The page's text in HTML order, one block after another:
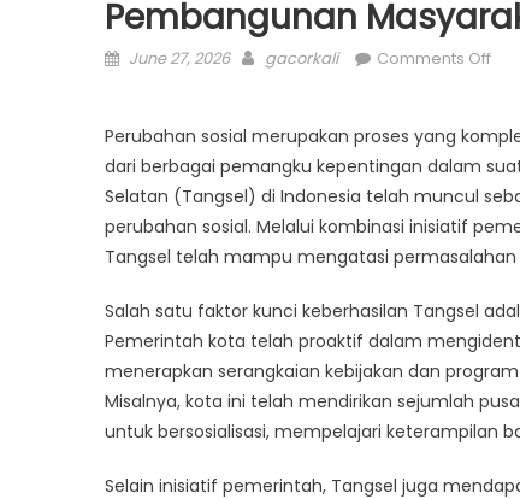
Pembangunan
Posted
June 27, 2026 Author
gacorkali Comments Offon
Perubahan sosial merupakan proses yang
dari berbagai pemangku kepentingan dalam
Selatan (Tangsel) di Indonesia telah muncul
perubahan sosial. Melalui kombinasi inisiatif
Tangsel telah mampu mengatasi
Salah satu faktor kunci keberhasilan Tangsel
Pemerintah kota telah proaktif dalam
menerapkan serangkaian kebijakan dan
Misalnya, kota ini telah mendirikan sejumlah
untuk bersosialisasi, mempelajari keterampilan
Selain inisiatif pemerintah, Tangsel juga